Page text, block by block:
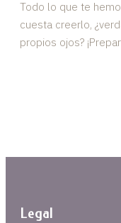
Todo lo que te
cuesta creerlo,
propios ojos?
Legal